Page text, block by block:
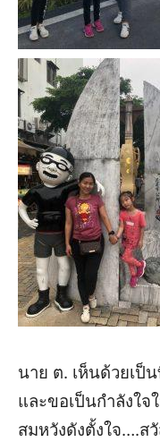
นาย ต. เห็นด้วยเ
และขอเป็นกำลังใจ
สมหวังดังตั้งใจ….ส